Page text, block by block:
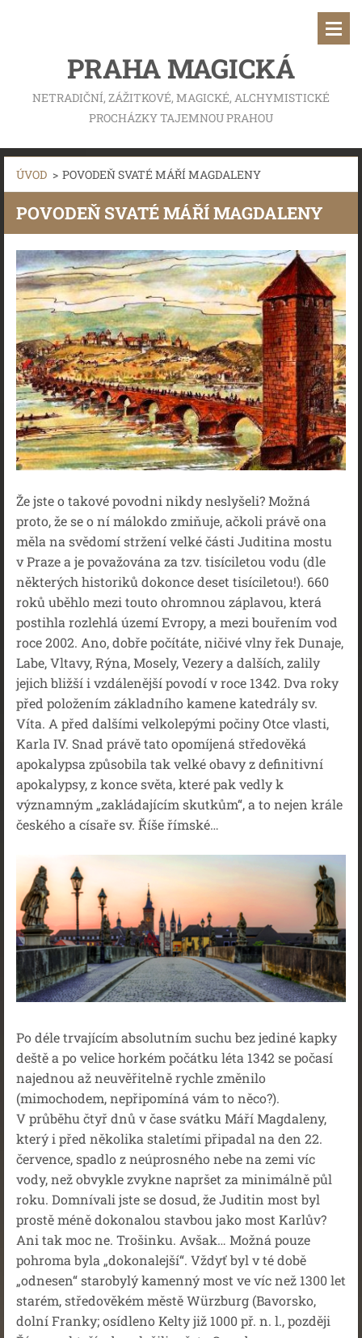
PRAHA MAGICKÁ
NETRADIČNÍ, ZÁŽITKOVÉ, MAGICKÉ, ALCHYMISTICKÉ
PROCHÁZKY TAJEMNOU PRAHOU
ÚVOD > POVODEŇ SVATÉ MÁŘÍ MAGDALENY
POVODEŇ SVATÉ MÁŘÍ MAGDALENY
Že jste o takové povodni nikdy neslyšeli? Možná
proto, že se o ní málokdo zmiňuje, ačkoli právě ona
měla na svědomí stržení velké části Juditina mostu
v Praze a je považována za tzv. tisíciletou vodu (dle
některých historiků dokonce deset tisíciletou!). 660
roků uběhlo mezi touto ohromnou záplavou, která
postihla rozlehlá území Evropy, a mezi bouřením vod
roce 2002. Ano, dobře počítáte, ničivé vlny řek Dunaje,
Labe, Vltavy, Rýna, Mosely, Vezery a dalších, zalily
jejich bližší i vzdálenější povodí v roce 1342. Dva roky
před položením základního kamene katedrály sv.
Víta. A před dalšími velkolepými počiny Otce vlasti,
Karla IV. Snad právě tato opomíjená středověká
apokalypsa způsobila tak velké obavy z definitivní
apokalypsy, z konce světa, které pak vedly k
významným „zakládajícím skutkům“, a to nejen krále
českého a císaře sv. Říše římské…
Po déle trvajícím absolutním suchu bez jediné kapky
deště a po velice horkém počátku léta 1342 se počasí
najednou až neuvěřitelně rychle změnilo
(mimochodem, nepřipomíná vám to něco?).
V průběhu čtyř dnů v čase svátku Máří Magdaleny,
který i před několika staletími připadal na den 22.
července, spadlo z neúprosného nebe na zemi víc
vody, než obvykle zvykne napršet za minimálně půl
roku. Domnívali jste se dosud, že Juditin most byl
prostě méně dokonalou stavbou jako most Karlův?
Ani tak moc ne. Trošinku. Avšak… Možná pouze
pohroma byla „dokonalejší“. Vždyť byl v té době
„odnesen“ starobylý kamenný most ve víc než 1300 let
starém, středověkém městě Würzburg (Bavorsko,
dolní Franky; osídleno Kelty již 1000 př. n. l., později